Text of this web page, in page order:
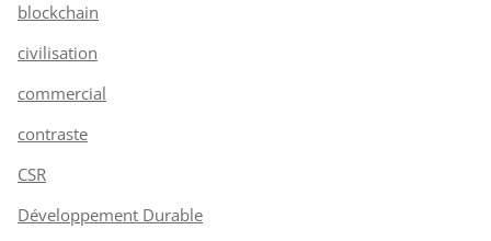
blockchain
civilisation
commercial
contraste
CSR
Développement Durable